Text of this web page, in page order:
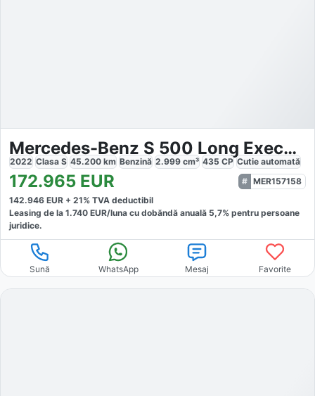
Mercedes-Benz S 500 Long Executive Chauffeur
2022 Clasa S 45.200 km Benzină 2.999 cm³ 435 CP Cutie automată
172.965 EUR
MER157158
142.946 EUR + 21% TVA deductibil
Leasing de la 1.740 EUR/luna cu dobăndă anuală 5,7% pentru persoane
juridice.
Sună WhatsApp Mesaj Favorite